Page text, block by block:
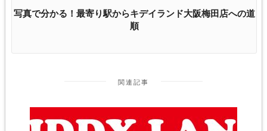
写真で分かる！最寄り駅からキデイランド大阪梅田店への道
順
関連記事